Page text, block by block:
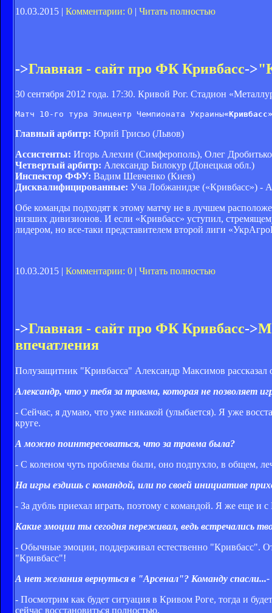
10.03.2015 | Комментарии: 0 | Читать полностью
->Главная - сайт про ФК Кривбасс->
30 сентября 2012 года. 17:30. Кривой Рог. Стадион «
Матч 10-го тура Эпицентр Чемпионата Украины
Главный арбитр: Юрий Грисьо (Львов)
Ассистенты: Игорь Алехин (Симферополь), Олег
Четвертый арбитр: Александр Билокур (Донецкая обл.)
Инспектор ФФУ: Вадим Шевченко (Киев)
Дисквалифицированные: Уча Лобжанидзе («Кривбасс») -
Обе команды подходят к этому матчу не в лучшем
низших дивизионов. И если «Кривбасс» уступил,
лидером, но все-таки представителем второй лиги
10.03.2015 | Комментарии: 0 | Читать полностью
->Главная - сайт про ФК Кривбасс->
впечатления
Полузащитник "Кривбасса" Александр Максимов
Александр, что у тебя за травма, которая не позволяет
- Сейчас, я думаю, что уже никакой (улыбается). Я уже
круге.
А можно поинтересоваться, что за травма была?
- С коленом чуть проблемы были, оно подпухло, в общем,
На игры ездишь с командой, или по своей инициативе
- За дубль приехал играть, поэтому с командой. Я же еще и
Какие эмоции ты сегодня переживал, ведь встречались
- Обычные эмоции, поддерживал естественно "Кривбасс".
"Кривбасс"!
А нет желания вернуться в "Арсенал"? Команду спасли...-
- Посмотрим как будет ситуация в Кривом Роге, тогда и
сейчас восстановиться полностью.